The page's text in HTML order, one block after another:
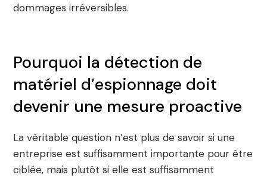
dommages irréversibles.
Pourquoi la détection de
matériel d’espionnage doit
devenir une mesure proactive
La véritable question n’est plus de savoir si une
entreprise est suffisamment importante pour être
ciblée, mais plutôt si elle est suffisamment